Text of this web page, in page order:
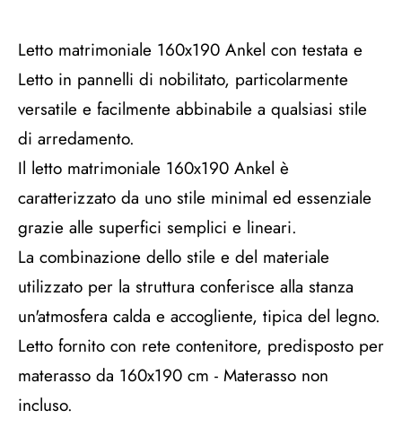
Letto matrimoniale 160x190 Ankel con testata e
Letto in pannelli di nobilitato, particolarmente
versatile e facilmente abbinabile a qualsiasi stile
di arredamento.
Il letto matrimoniale 160x190 Ankel è
caratterizzato da uno stile minimal ed essenziale
grazie alle superfici semplici e lineari.
La combinazione dello stile e del materiale
utilizzato per la struttura conferisce alla stanza
un'atmosfera calda e accogliente, tipica del legno.
Letto fornito con rete contenitore, predisposto per
materasso da 160x190 cm - Materasso non
incluso.